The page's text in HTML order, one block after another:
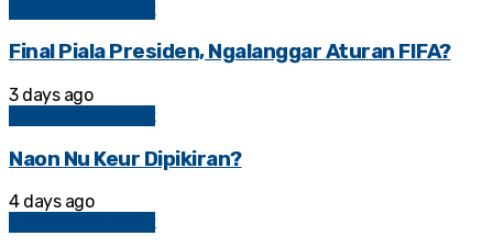
Final Piala Presiden, Ngalanggar Aturan FIFA?
3 days ago
Naon Nu Keur Dipikiran?
4 days ago